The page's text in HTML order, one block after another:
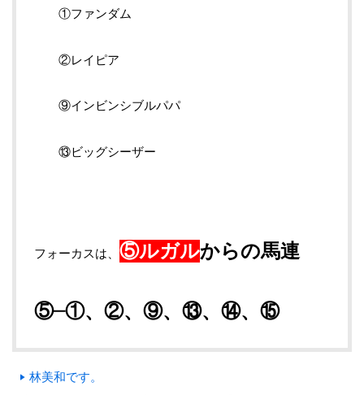
①ファンダム
②レイピア
⑨インビンシブルパパ
⑬ビッグシーザー
フォーカスは、 ⑤ルガルからの馬連
⑤─①、②、⑨、⑬、⑭、⑮
林美和です。